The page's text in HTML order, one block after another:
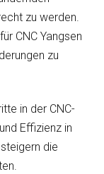
zu werden.
CNC Yangsen
zu
in der CNC-
Effizienz in
die